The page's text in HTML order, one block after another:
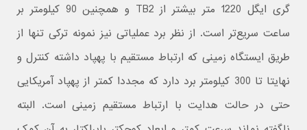
گری ایگل 1220 متر بیشتر از TB2 و همچنین 90 کیلومتر بر
ساعت سریع‌تر است. از نظر برد عملیاتی نیز نمونه ترکی تنها از
طریق ایستگاه زمینی که ارتباط مستقیم با پهپاد داشته کنترل و
نهایتا تا 300 کیلومتر برد دارد که مجددا کمتر از پهپاد آمریکایی
حتی در حالت هدایت با ارتباط مستقیم زمینی است. البته